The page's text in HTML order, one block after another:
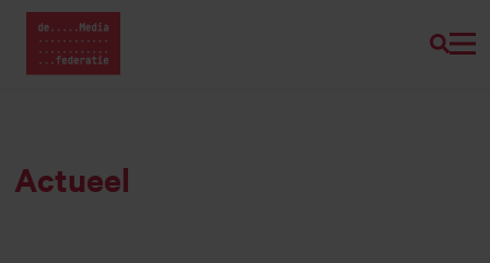
NaarHome van Mediafederatie
Actueel